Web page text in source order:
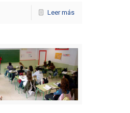
Leer más